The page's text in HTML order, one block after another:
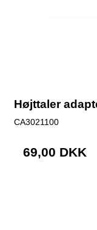
Højttaler
CA3021100
69,00 DKK